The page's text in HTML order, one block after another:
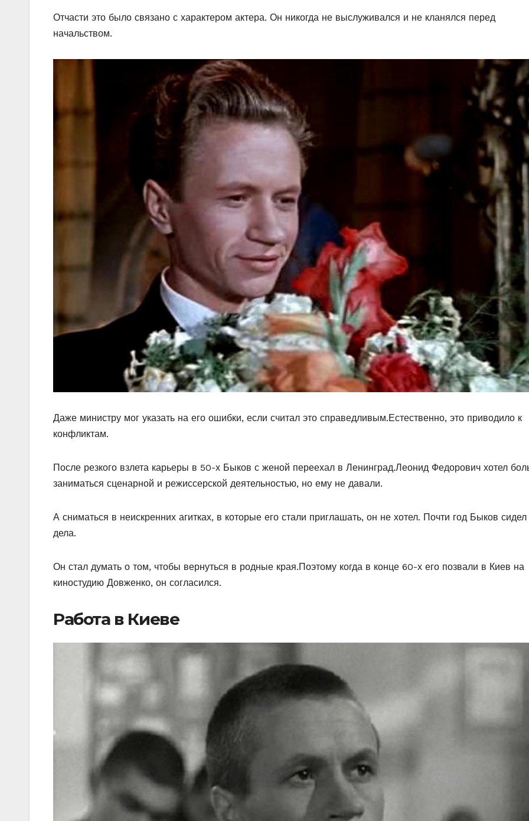
Отчасти это было связано с характером актера. Он никогда не выслуживался и не кланялся перед
начальством.
Даже министру мог указать на его ошибки, если считал это справедливым.Естественно, это приводило к
конфликтам.
После резкого взлета карьеры в 50-х Быков с женой переехал в Ленинград.Леонид Федорович хотел
заниматься сценарной и режиссерской деятельностью, но ему не давали.
А сниматься в неискренних агитках, в которые его стали приглашать, он не хотел. Почти год Быков сидел
дела.
Он стал думать о том, чтобы вернуться в родные края.Поэтому когда в конце 60-х его позвали в Киев на
киностудию Довженко, он согласился.
Работа в Киеве